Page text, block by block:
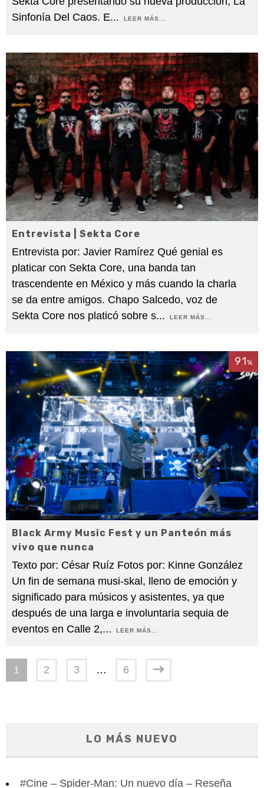
Sinfonía Del Caos. E... LEER MÁS...
Entrevista | Sekta Core
Entrevista por: Javier Ramírez Qué genial es
platicar con Sekta Core, una banda tan
trascendente en México y más cuando la charla
se da entre amigos. Chapo Salcedo, voz de
Sekta Core nos platicó sobre s... LEER MÁS...
91%
Black Army Music Fest y un Panteón más
vivo que nunca
Texto por: César Ruíz Fotos por: Kinne González
Un fin de semana musi-skal, lleno de emoción y
significado para músicos y asistentes, ya que
después de una larga e involuntaria sequia de
eventos en Calle 2,... LEER MÁS...
1 2 3 … 6
LO MÁS NUEVO
#Cine – Spider-Man: Un nuevo día – Reseña